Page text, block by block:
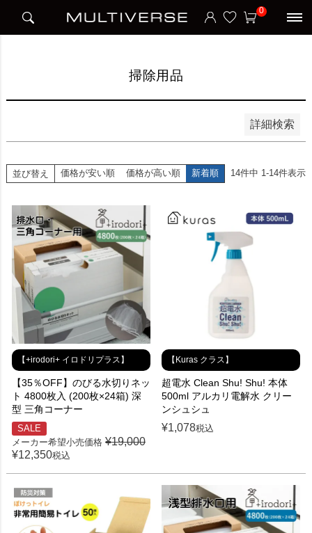
0
掃除用品
詳細検索
並び順
新着順
並び替え 価格が安い順 価格が高い順 新着順 14件中 1-14件表示
【+irodori+ イロドリプラス】
【35％OFF】のびる水切りネッ
ト 4800枚入 (200枚×24箱) 深
型 三角コーナー
SALE
メーカー希望小売価格 ¥19,000
¥12,350税込
【Kuras クラス】
超電水 Clean Shu! Shu! 本体
500ml アルカリ電解水 クリー
ンシュシュ
¥1,078税込